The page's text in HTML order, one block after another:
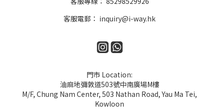
客服電郵： inquiry@i-way.hk
門市 Location:
油麻地彌敦道503號中南廣場M樓
M/F, Chung Nam Center, 503 Nathan Road, Yau Ma Tei,
Kowloon